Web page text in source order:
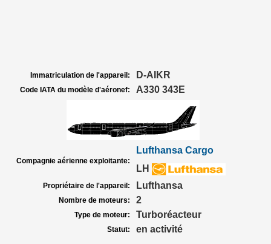
Immatriculation de l'appareil: D-AIKR
Code IATA du modèle d'aéronef: A330 343E
Compagnie aérienne exploitante:
Lufthansa Cargo
LH
Propriétaire de l'appareil: Lufthansa
Nombre de moteurs: 2
Type de moteur: Turboréacteur
Statut: en activité